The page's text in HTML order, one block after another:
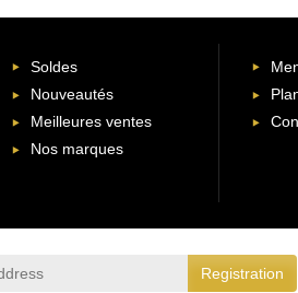
Soldes
Nouveautés
Meilleures ventes
Nos marques